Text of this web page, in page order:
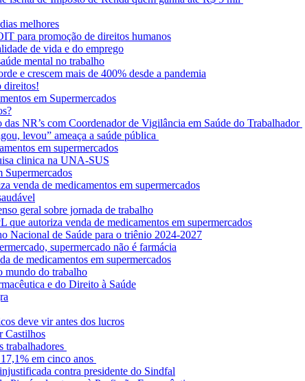
melhores
para promoção de direitos humanos
de vida e do emprego
mental no trabalho
e crescem mais de 400% desde a pandemia
direitos!
em Supermercados
NR’s com Coordenador de Vigilância em Saúde do Trabalhador
levou” ameaça a saúde pública
em supermercados
clinica na UNA-SUS
venda de medicamentos em supermercados
geral sobre jornada de trabalho
que autoriza venda de medicamentos em supermercados
Nacional de Saúde para o triênio 2024-2027
supermercado não é farmácia
de medicamentos em supermercados
mundo do trabalho
e do Direito à Saúde
deve vir antes dos lucros
Castilhos
trabalhadores
em cinco anos
contra presidente do Sindfal